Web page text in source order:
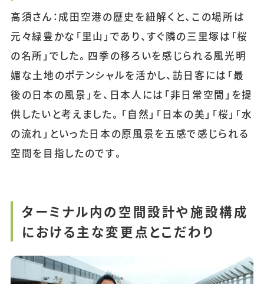
高須さん：成田空港の歴史を紐解くと、この場所は
元々緑豊かな「里山」であり、すぐ隣の三里塚は「桜
の名所」でした。四季の移ろいを感じられる風光明
媚な土地のポテンシャルを活かし、訪日客には「最
後の日本の風景」を、日本人には「非日常空間」を提
供したいと考えました。「自然」「日本の美」「桜」「水
の流れ」といった日本の原風景を五感で感じられる
空間を目指したのです。
ターミナル内の空間設計や施設構成
における主な変更点とこだわり